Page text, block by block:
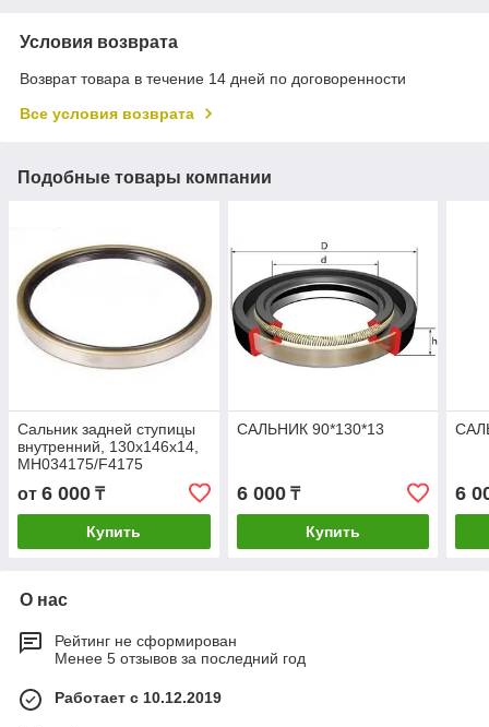
Условия возврата
Возврат товара в течение 14 дней по договоренности
Все условия возврата
Подобные товары компании
Сальник задней ступицы
внутренний, 130х146х14,
MH034175/F4175
от 6 000 ₸
Купить
САЛЬНИК 90*130*13
6 000₸
Купить
6
О нас
Рейтинг не сформирован
Менее 5 отзывов за последний год
Работает с 10.12.2019